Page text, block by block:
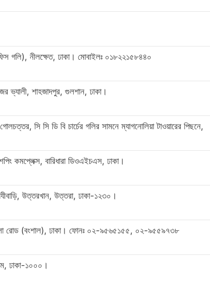
গলি), নীলক্ষেত, ঢাকা। মোবাইলঃ ০১৮২২১৫৮৪৪০
ভ্যালী, শাহজাদপুর, গুলশান, ঢাকা।
সি সি ডি বি চার্চের গলির সামনে ম্যাগনোলিয়া টাওয়ারের পিছনে,
কমপ্লেক্স, বারিধারা ডিওএইচএস, ঢাকা।
উত্তরখান, উত্তরা, ঢাকা-১২৩০।
রোড (বংশাল), ঢাকা। ফোনঃ ০২-৯৫৬৫১৫৫, ০২-৯৫৫৯৭৩৮
ঢাকা-১০০০।